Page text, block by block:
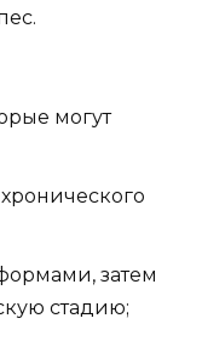
могут
затем
стадию;